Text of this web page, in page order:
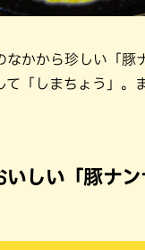
なかから珍しい「豚
て「しまちょう」。
しい「豚ナン